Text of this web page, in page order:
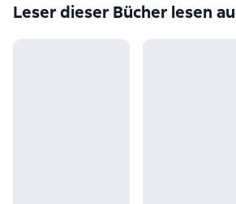
Leser dieser Bücher lesen